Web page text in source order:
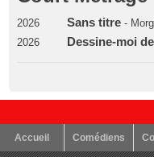
2026 Sans titre-
2026
Dessine-moi
Accueil Comédiens